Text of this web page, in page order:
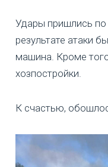
Удары пришлись по
результате атаки
машина. Кроме
хозпостройки.
К счастью,